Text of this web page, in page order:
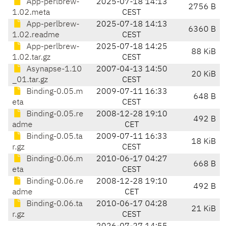
App-perlbrew-
1.02.meta
2025-07-18 14:13
CEST
2756 B
App-perlbrew-
1.02.readme
2025-07-18 14:13
CEST
6360 B
App-perlbrew-
1.02.tar.gz
2025-07-18 14:25
CEST
88 KiB
Asynapse-1.10
_01.tar.gz
2007-04-13 14:50
CEST
20 KiB
Binding-0.05.m
eta
2009-07-11 16:33
CEST
648 B
Binding-0.05.re
adme
2008-12-28 19:10
CET
492 B
Binding-0.05.ta
r.gz
2009-07-11 16:33
CEST
18 KiB
Binding-0.06.m
eta
2010-06-17 04:27
CEST
668 B
Binding-0.06.re
adme
2008-12-28 19:10
CET
492 B
Binding-0.06.ta
r.gz
2010-06-17 04:28
CEST
21 KiB